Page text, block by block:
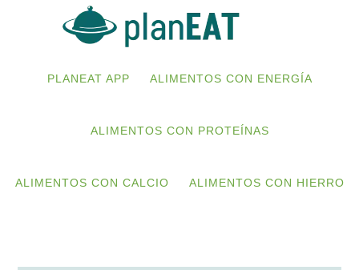
navigationPLANEAT APP ALIMENTOS CON ENERGÍA
ALIMENTOS CON PROTEÍNAS
ALIMENTOS CON CALCIO ALIMENTOS CON HIERRO